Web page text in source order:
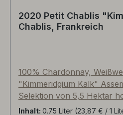
2020 Petit Chablis
Chablis, Frankreich
100% Chardonnay,
"Kimmeridgium Kalk"
Selektion von 5,5 Hektar
rund um Lignorelles
Inhalt: 0.75 Liter (23,87 € / 1